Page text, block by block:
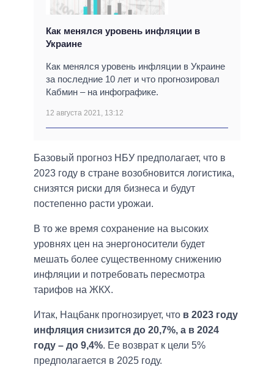
Как менялся уровень инфляции в
Украине
Как менялся уровень инфляции в Украине
за последние 10 лет и что прогнозировал
Кабмин – на инфографике.
12 августа 2021, 13:12
Базовый прогноз НБУ предполагает, что в
2023 году в стране возобновится логистика,
снизятся риски для бизнеса и будут
постепенно расти урожаи.
В то же время сохранение на высоких
уровнях цен на энергоносители будет
мешать более существенному снижению
инфляции и потребовать пересмотра
тарифов на ЖКХ.
Итак, Нацбанк прогнозирует, что в 2023 году
инфляция снизится до 20,7%, а в 2024
году – до 9,4%. Ее возврат к цели 5%
предполагается в 2025 году.